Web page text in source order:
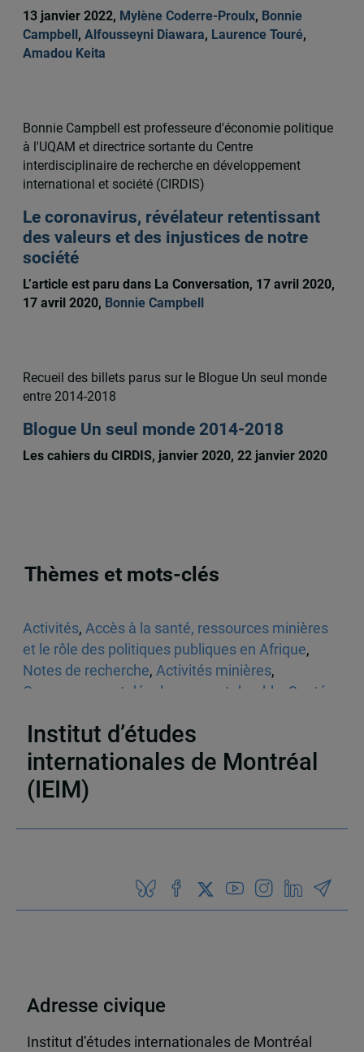
13 janvier 2022, Mylène Coderre-Proulx, Bonnie
Campbell, Alfousseyni Diawara, Laurence Touré,
Amadou Keita
Bonnie Campbell est professeure d'économie politique
à l'UQAM et directrice sortante du Centre
interdisciplinaire de recherche en développement
international et société (CIRDIS)
Le coronavirus, révélateur retentissant
des valeurs et des injustices de notre
société
L’article est paru dans La Conversation, 17 avril 2020,
17 avril 2020, Bonnie Campbell
Recueil des billets parus sur le Blogue Un seul monde
entre 2014-2018
Blogue Un seul monde 2014-2018
Les cahiers du CIRDIS, janvier 2020, 22 janvier 2020
Thèmes et mots-clés
Activités, Accès à la santé, ressources minières
et le rôle des politiques publiques en Afrique,
Notes de recherche, Activités minières,
Gouvernance et développement durable
Santé
Institut d’études
internationales de Montréal
(IEIM)
Adresse civique
Institut d’études internationales de Montréal